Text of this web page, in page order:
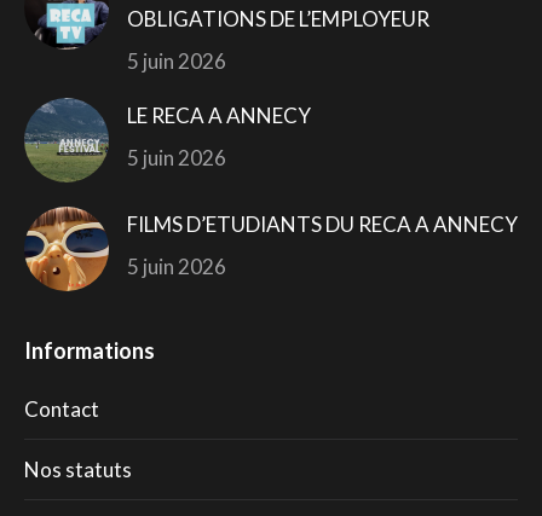
OBLIGATIONS DE L’EMPLOYEUR
5 juin 2026
LE RECA A ANNECY
5 juin 2026
FILMS D’ETUDIANTS DU RECA A ANNECY
5 juin 2026
Informations
Contact
Nos statuts